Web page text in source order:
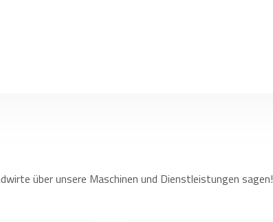
über unsere Maschinen und Dienstleistungen sagen!